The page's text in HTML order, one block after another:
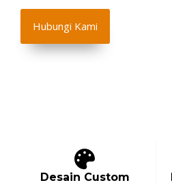
Hubungi Kami
Desain Custom